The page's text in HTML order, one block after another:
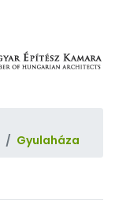
Gyulaháza